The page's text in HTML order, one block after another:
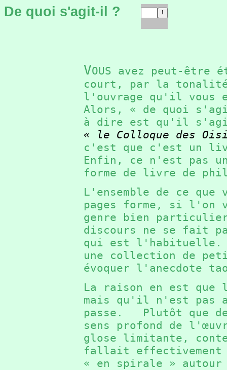
De quoi s'agit-il ?
VOUS avez peut-
court, par la
l'ouvrage qu'il vous
Alors, « de quoi
à dire est qu'il
« le Colloque des
c'est que c'est un
Enfin, ce n'est pas
forme de livre de
L'ensemble de ce
pages forme, si l'on
genre bien
discours ne se fait
qui est l'habituelle.
une collection de
évoquer l'anecdote
La raison en est que
mais qu'il n'est pas
passe. Plutôt que
sens profond de
glose limitante,
fallait effectivement
« en spirale »